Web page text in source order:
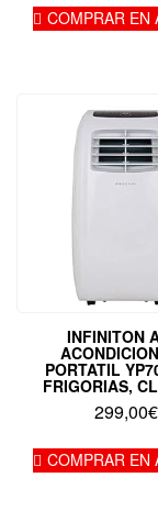
COMPRAR EN
INFINITON
PORTATIL
FRIGORIAS,
299,00€
COMPRAR EN